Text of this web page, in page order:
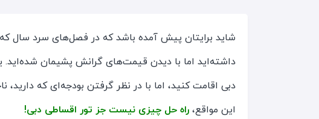
شاید برایتان پیش آمده باشد که در فصل‌های سرد سال
داشته‌اید اما با دیدن قیمت‌های گرانش پشیمان
دبی اقامت کنید، اما با در نظر گرفتن بودجه‌ای که
این مواقع، راه حل چیزی نیست جز تور اقساطی دبی!